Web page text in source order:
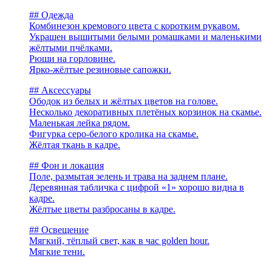
## Одежда
Комбинезон кремового цвета с коротким рукавом.
Украшен вышитыми белыми ромашками и маленькими
жёлтыми пчёлками.
Рюши на горловине.
Ярко-жёлтые резиновые сапожки.
## Аксессуары
Ободок из белых и жёлтых цветов на голове.
Несколько декоративных плетёных корзинок на скамье.
Маленькая лейка рядом.
Фигурка серо-белого кролика на скамье.
Жёлтая ткань в кадре.
## Фон и локация
Поле, размытая зелень и трава на заднем плане.
Деревянная табличка с цифрой «1» хорошо видна в
кадре.
Жёлтые цветы разбросаны в кадре.
## Освещение
Мягкий, тёплый свет, как в час golden hour.
Мягкие тени.